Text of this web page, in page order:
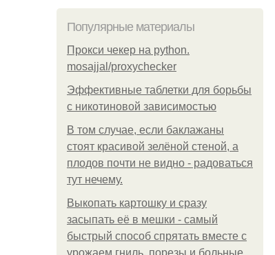
Популярные материалы
Прокси чекер на python.
mosajjal/proxychecker
Эффективные таблетки для борьбы
с никотиновой зависимостью
В том случае, если баклажаны
стоят красивой зелёной стеной, а
плодов почти не видно - радоваться
тут нечему.
Выкопать картошку и сразу
засыпать её в мешки - самый
быстрый способ спрятать вместе с
урожаем гниль, порезы и больные